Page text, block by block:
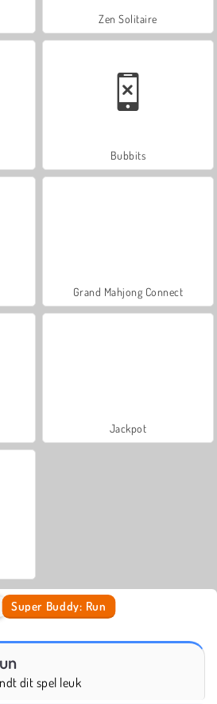
Zen Solitaire
Bubbits
Grand Mahjong Connect
Jackpot
Super Buddy: Run
dit spel leuk